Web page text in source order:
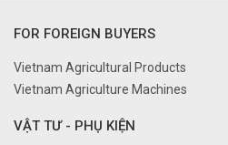
FOR FOREIGN BUYERS
Vietnam Agricultural Products
Vietnam Agriculture Machines
VẬT TƯ - PHỤ KIỆN